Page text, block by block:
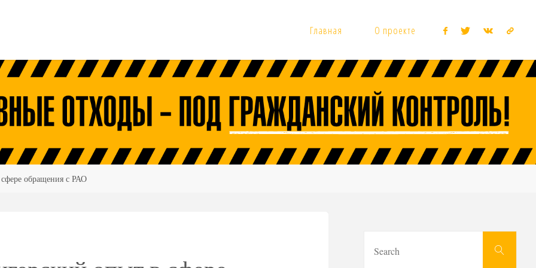
Главная О проекте
сфере обращения с РАО
Search